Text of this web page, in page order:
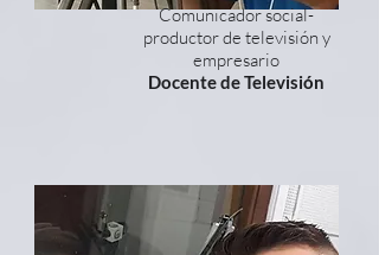
Comunicador social-
productor de televisión y
empresario
Docente de Televisión